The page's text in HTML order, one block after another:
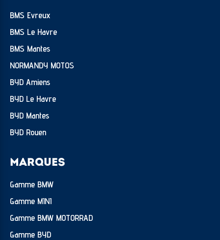
BMS Evreux
BMS Le Havre
BMS Mantes
NORMANDY MOTOS
BYD Amiens
BYD Le Havre
BYD Mantes
BYD Rouen
MARQUES
Gamme BMW
Gamme MINI
Gamme BMW MOTORRAD
Gamme BYD